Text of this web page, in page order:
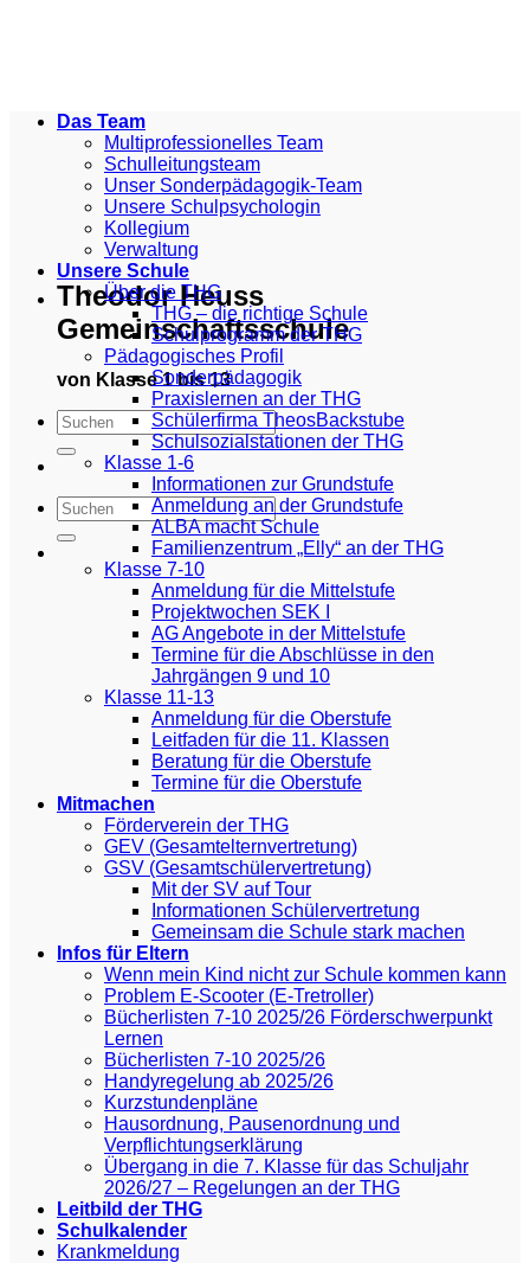
Theodor Heuss
Gemeinschaftsschule
von Klasse 1 bis 13
Das Team
Multiprofessionelles Team
Schulleitungsteam
Unser Sonderpädagogik-Team
Unsere Schulpsychologin
Kollegium
Verwaltung
Unsere Schule
Über die THG
THG – die richtige Schule
Schulprogramm der THG
Pädagogisches Profil
Sonderpädagogik
Praxislernen an der THG
Schülerfirma TheosBackstube
Schulsozialstationen der THG
Klasse 1-6
Informationen zur Grundstufe
Anmeldung an der Grundstufe
ALBA macht Schule
Familienzentrum „Elly“ an der THG
Klasse 7-10
Anmeldung für die Mittelstufe
Projektwochen SEK I
AG Angebote in der Mittelstufe
Termine für die Abschlüsse in den
Jahrgängen 9 und 10
Klasse 11-13
Anmeldung für die Oberstufe
Leitfaden für die 11. Klassen
Beratung für die Oberstufe
Termine für die Oberstufe
Mitmachen
Förderverein der THG
GEV (Gesamtelternvertretung)
GSV (Gesamtschülervertretung)
Mit der SV auf Tour
Informationen Schülervertretung
Gemeinsam die Schule stark machen
Infos für Eltern
Wenn mein Kind nicht zur Schule kommen kann
Problem E-Scooter (E-Tretroller)
Bücherlisten 7-10 2025/26 Förderschwerpunkt
Lernen
Bücherlisten 7-10 2025/26
Handyregelung ab 2025/26
Kurzstundenpläne
Hausordnung, Pausenordnung und
Verpflichtungserklärung
Übergang in die 7. Klasse für das Schuljahr
2026/27 – Regelungen an der THG
Leitbild der THG
Schulkalender
Krankmeldung